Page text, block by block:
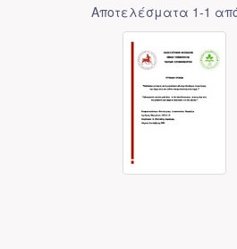
Αποτελέσματα 1-1